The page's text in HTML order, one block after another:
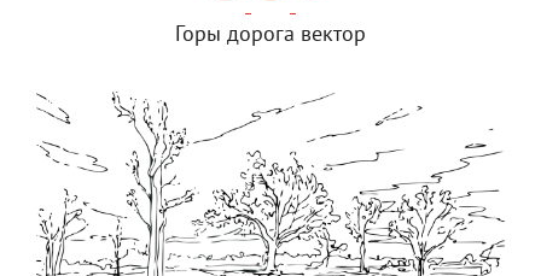
Горы дорога вектор